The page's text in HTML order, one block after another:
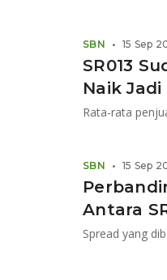
SR013
Naik Jadi
Rata-rata
SBN • 15 Sep
Antara
SBN • 15 Sep